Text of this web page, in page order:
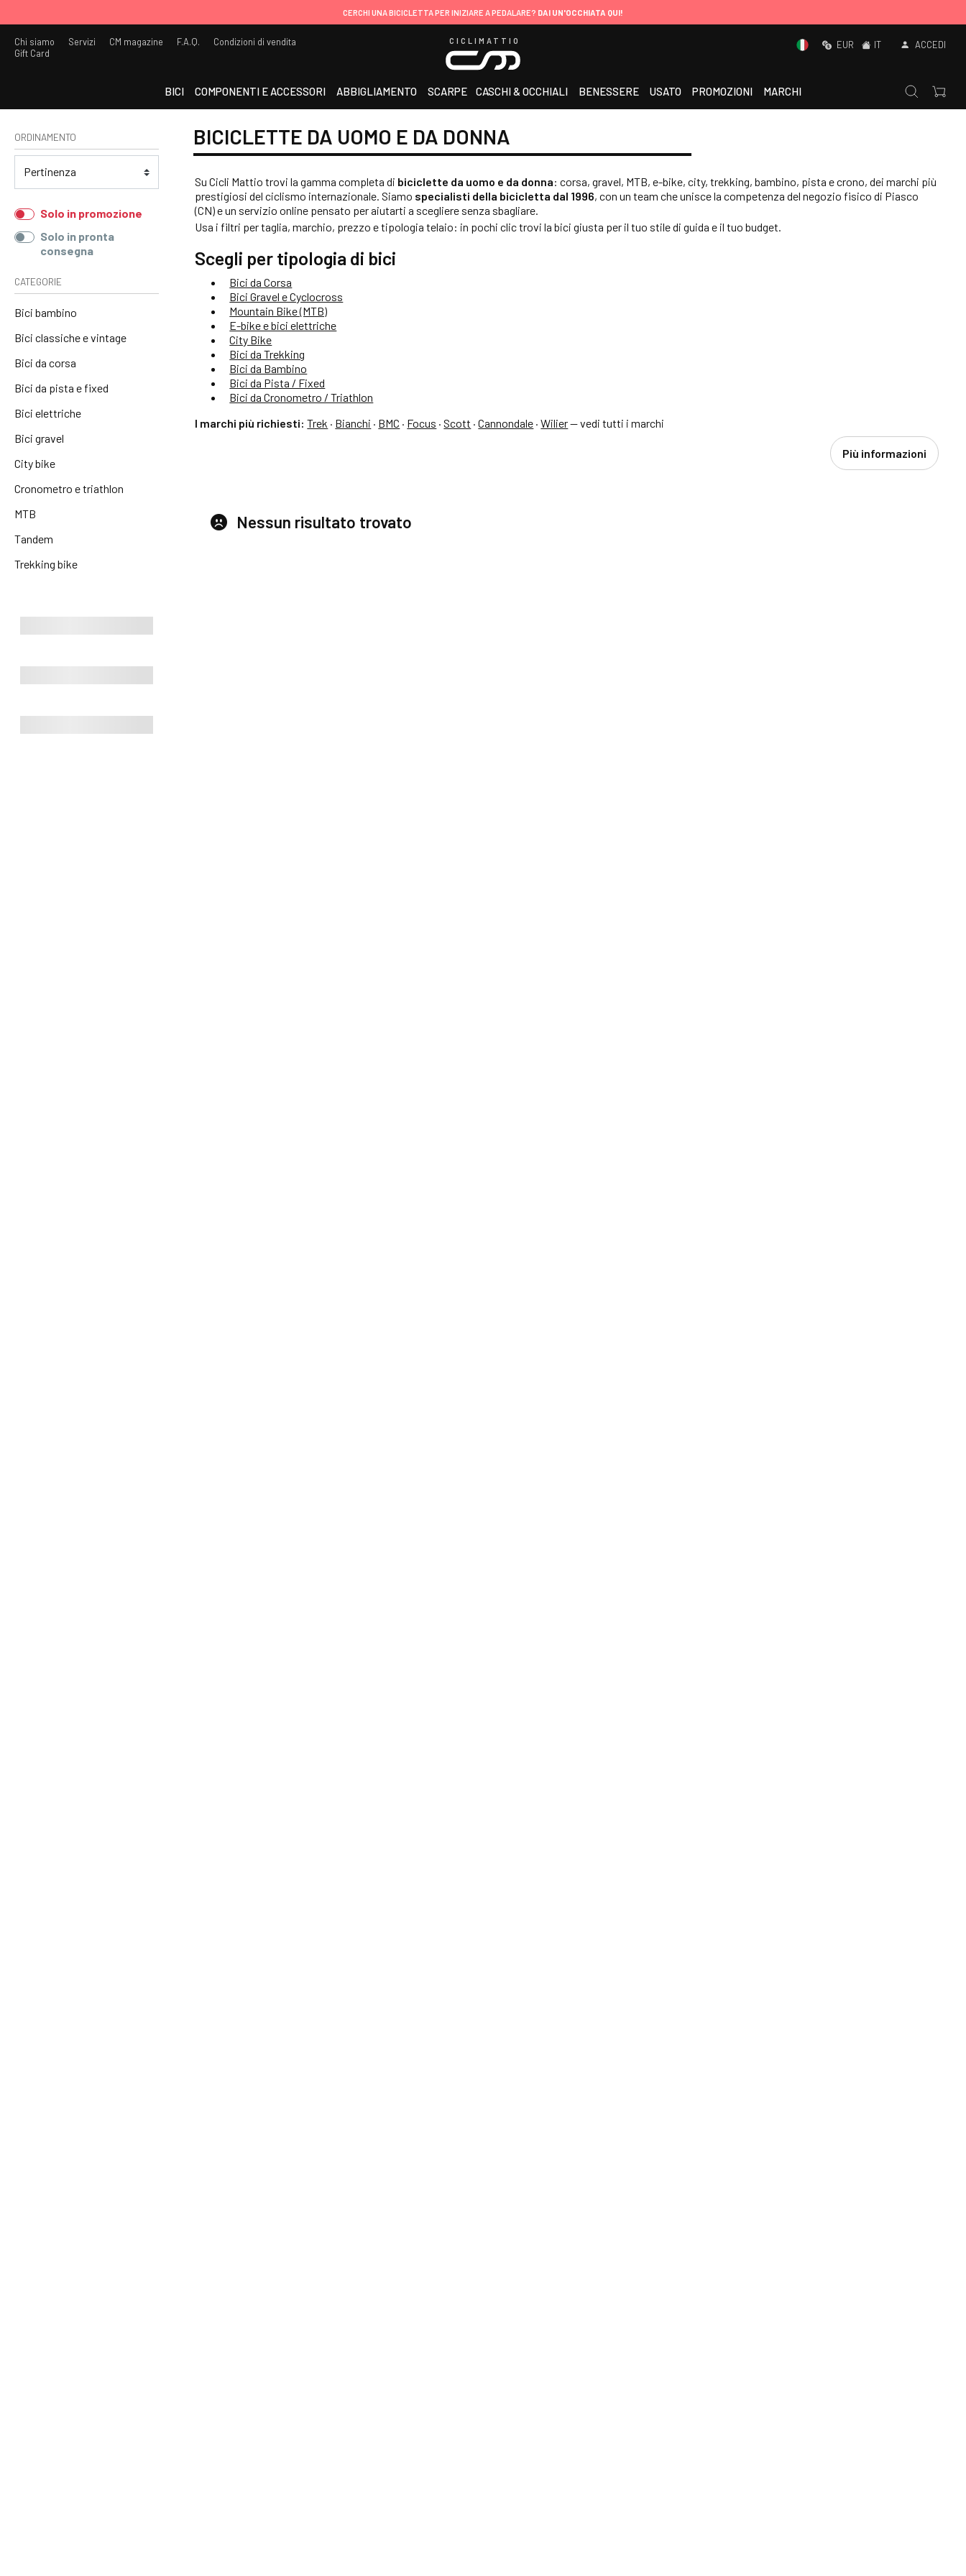
CERCHI UNA BICICLETTA PER INIZIARE A PEDALARE? DAI UN'OCCHIATA QUI!
Chi siamo Servizi CM magazine F.A.Q.
Condizioni di vendita
Gift Card
CICLIMATTIO EUR IT ACCEDI
BICI COMPONENTI E ACCESSORI ABBIGLIAMENTO SCARPE CASCHI & OCCHIALI BENESSERE USATO PROMOZIONI MARCHI
ORDINAMENTO
Solo in promozione
Solo in pronta
consegna
CATEGORIE
Bici bambino
Bici classiche e vintage
Bici da corsa
Bici da pista e fixed
Bici elettriche
Bici gravel
City bike
Cronometro e triathlon
MTB
Tandem
Trekking bike
BICICLETTE DA UOMO E DA DONNA
Su Cicli Mattio trovi la gamma completa di biciclette da uomo e da donna: corsa, gravel, MTB, e-bike, city, trekking, bambino, pista e crono, dei marchi più
prestigiosi del ciclismo internazionale. Siamo specialisti della bicicletta dal 1996, con un team che unisce la competenza del negozio fisico di Piasco
(CN) e un servizio online pensato per aiutarti a scegliere senza sbagliare.
Usa i filtri per taglia, marchio, prezzo e tipologia telaio: in pochi clic trovi la bici giusta per il tuo stile di guida e il tuo budget.
Scegli per tipologia di bici
Bici da Corsa
Bici Gravel e Cyclocross
Mountain Bike (MTB)
E-bike e bici elettriche
City Bike
Bici da Trekking
Bici da Bambino
Bici da Pista / Fixed
Bici da Cronometro / Triathlon
I marchi più richiesti: Trek · Bianchi · BMC · Focus ·Scott ·Cannondale ·Wilier—vedi tutti i marchi
Più informazioni
Nessun risultato trovato